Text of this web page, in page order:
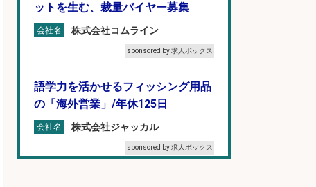
ットを生む、裁量バイヤー募集
会社名 株式会社コムライン
sponsored by 求人ボックス
語学力を活かせるフィッシング用品
の「海外営業」/年休125日
会社名 株式会社ジャッカル
sponsored by 求人ボックス